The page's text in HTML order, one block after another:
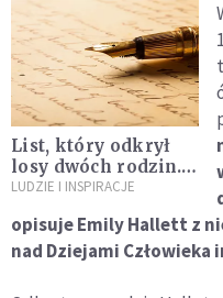
List, który odkrył
losy dwóch rodzin.
W tle II wojna
LUDZIE I INSPIRACJE
opisuje Emily Hallett z
nad Dziejami Człowieka